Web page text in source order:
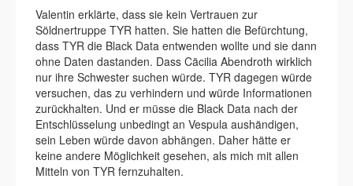
Valentin erklärte, dass sie kein Vertrauen zur
Söldnertruppe TYR hatten. Sie hatten die Befürchtung,
dass TYR die Black Data entwenden wollte und sie dann
ohne Daten dastanden. Dass Cäcilia Abendroth wirklich
nur ihre Schwester suchen würde. TYR dagegen würde
versuchen, das zu verhindern und würde Informationen
zurückhalten. Und er müsse die Black Data nach der
Entschlüsselung unbedingt an Vespula aushändigen,
sein Leben würde davon abhängen. Daher hätte er
keine andere Möglichkeit gesehen, als mich mit allen
Mitteln von TYR fernzuhalten.